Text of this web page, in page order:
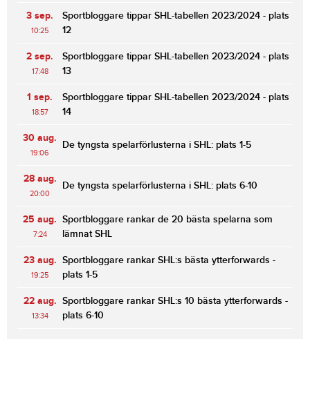
3 sep.
10:25
Sportbloggare tippar SHL-tabellen 2023/2024 - plats
12
2 sep.
17:48
Sportbloggare tippar SHL-tabellen 2023/2024 - plats
13
1 sep.
18:57
Sportbloggare tippar SHL-tabellen 2023/2024 - plats
14
30 aug.
19:06
De tyngsta spelarförlusterna i SHL: plats 1-5
28 aug.
20:00
De tyngsta spelarförlusterna i SHL: plats 6-10
25 aug.
7:24
Sportbloggare rankar de 20 bästa spelarna som
lämnat SHL
23 aug.
19:25
Sportbloggare rankar SHL:s bästa ytterforwards -
plats 1-5
22 aug.
13:34
Sportbloggare rankar SHL:s 10 bästa ytterforwards -
plats 6-10